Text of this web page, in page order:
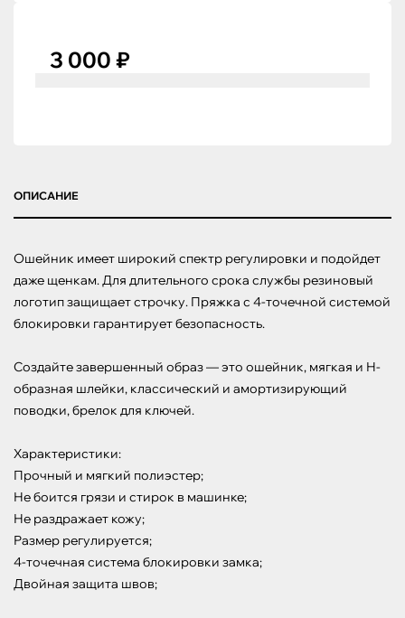
3 000 ₽
ОПИСАНИЕ
Ошейник имеет широкий спектр регулировки и подойдет
даже щенкам. Для длительного срока службы резиновый
логотип защищает строчку. Пряжка с 4-точечной системой
блокировки гарантирует безопасность.
Создайте завершенный образ — это ошейник, мягкая и Н-
образная шлейки, классический и амортизирующий
поводки, брелок для ключей.
Характеристики:
Прочный и мягкий полиэстер;
Не боится грязи и стирок в машинке;
Не раздражает кожу;
Размер регулируется;
4-точечная система блокировки замка;
Двойная защита швов;